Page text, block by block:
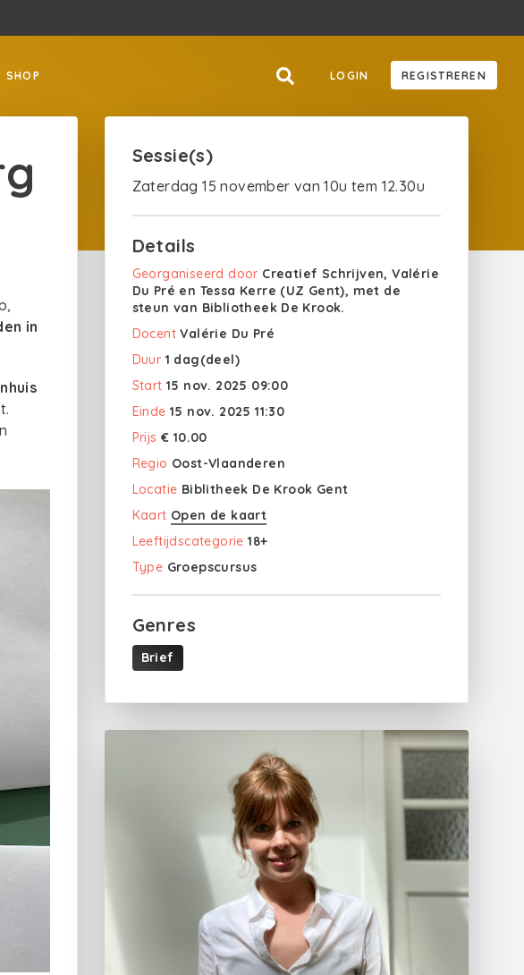
SHOP LOGIN REGISTREREN
in
Sessie(s)
Zaterdag 15 november van 10u tem 12.30u
Details
Georganiseerd door Creatief Schrijven, Valérie
Du Pré en Tessa Kerre (UZ Gent), met de
steun van Bibliotheek De Krook.
Docent Valérie Du Pré
Duur 1 dag(deel)
Start 15 nov. 2025 09:00
Einde 15 nov. 2025 11:30
Prijs € 10.00
Regio Oost-Vlaanderen
Locatie Biblitheek De Krook Gent
Kaart Open de kaart
Leeftijdscategorie 18+
Type Groepscursus
Genres
Brief